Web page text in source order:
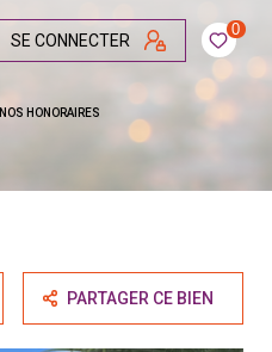
SE CONNECTER
0
NOS HONORAIRES
PARTAGER CE BIEN